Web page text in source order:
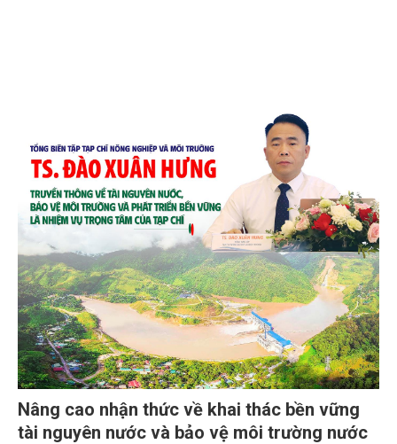
Nâng cao nhận thức về khai thác bền vững
tài nguyên nước và bảo vệ môi trường nước